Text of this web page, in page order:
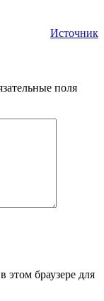
Источник
поля
этом браузере для